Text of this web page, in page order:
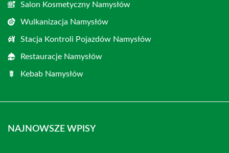
Salon Kosmetyczny Namysłów
Wulkanizacja Namysłów
Stacja Kontroli Pojazdów Namysłów
Restauracje Namysłów
Kebab Namysłów
NAJNOWSZE WPISY